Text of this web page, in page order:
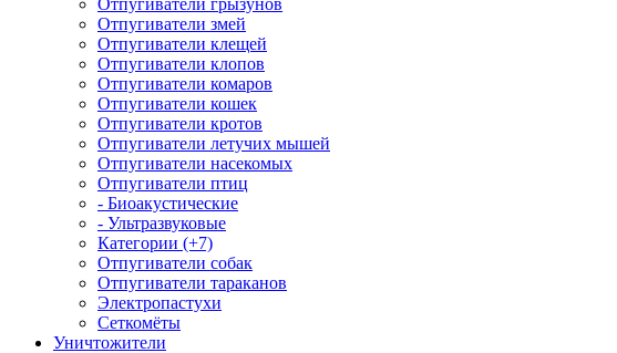
Отпугиватели грызунов
Отпугиватели змей
Отпугиватели клещей
Отпугиватели клопов
Отпугиватели комаров
Отпугиватели кошек
Отпугиватели кротов
Отпугиватели летучих мышей
Отпугиватели насекомых
Отпугиватели птиц
- Биоакустические
- Ультразвуковые
Категории (+7)
Отпугиватели собак
Отпугиватели тараканов
Электропастухи
Сеткомёты
Уничтожители